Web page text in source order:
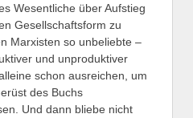
Wesentliche über Aufstieg
Gesellschaftsform zu
Marxisten so unbeliebte –
und unproduktiver
schon ausreichen, um
des Buchs
Und dann bliebe nicht